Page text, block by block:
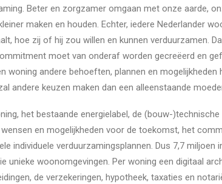
Beter en zorgzamer omgaan met onze aarde,
maken en houden. Echter, iedere Nederlander
hoe zij of hij zou willen en kunnen verduurzamen.
moet van onderaf worden gecreëerd en
andere behoeften, plannen en mogelijkheden
andere keuzen maken dan een alleenstaande
het bestaande energielabel, de (bouw-
en mogelijkheden voor de toekomst, het
individuele verduurzamingsplannen. Dus 7,7 miljoen
unieke woonomgevingen. Per woning een digitaal
de verzekeringen, hypotheek, taxaties en